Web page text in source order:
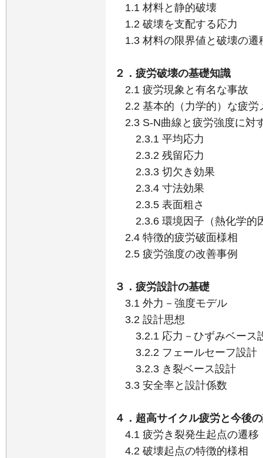
1.1 材料と静的破壊
1.2 破壊を支配する応力
1.3 材料の限界値と破壊の遷
２．疲労破壊の基礎知識
2.1 疲労現象と有名な事故
2.2 基本的（力学的）な疲労
2.3 S-N曲線と疲労強度に対
2.3.1 平均応力
2.3.2 残留応力
2.3.3 切欠き効果
2.3.4 寸法効果
2.3.5 表面粗さ
2.3.6 環境因子（熱化学的
2.4 特徴的疲労破面様相
2.5 疲労強度の改善事例
３．疲労設計の基礎
3.1 外力－強度モデル
3.2 設計思想
3.2.1 応力－ひずみベース
3.2.2 フェールセーフ設計
3.2.3 き裂ベース設計
3.3 安全率と設計係数
４．超高サイクル疲労と今後
4.1 疲労き裂発生起点の遷移
4.2 破壊起点の特徴的様相